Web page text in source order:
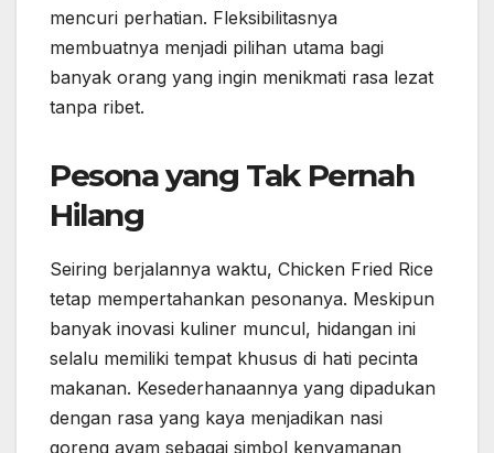
mencuri perhatian. Fleksibilitasnya
membuatnya menjadi pilihan utama bagi
banyak orang yang ingin menikmati rasa lezat
tanpa ribet.
Pesona yang Tak Pernah
Hilang
Seiring berjalannya waktu, Chicken Fried Rice
tetap mempertahankan pesonanya. Meskipun
banyak inovasi kuliner muncul, hidangan ini
selalu memiliki tempat khusus di hati pecinta
makanan. Kesederhanaannya yang dipadukan
dengan rasa yang kaya menjadikan nasi
goreng ayam sebagai simbol kenyamanan